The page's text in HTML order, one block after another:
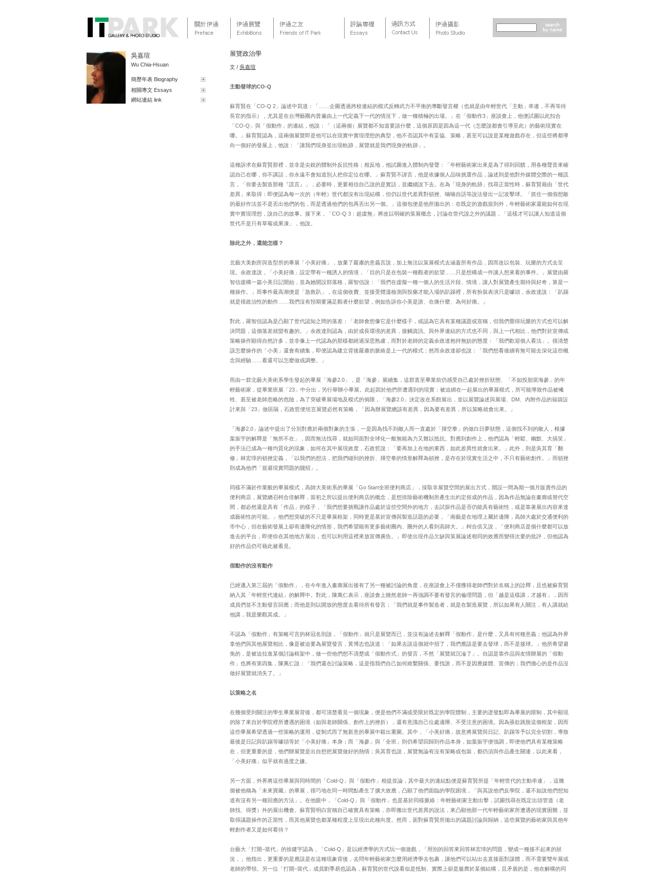
吳嘉瑄
Wu Chia-Hsuan
簡歷年表 Biography
相關專文 Essays
網站連結 link
展覽政治學
文 / 吳嘉瑄
主動發球的CO-Q
蘇育賢在「CO-Q 2」論述中寫道：「……企圖透過跨校連結的模式反轉武力不平衡的專斷發言權（也就是由年輕世代「主動」串連，不再等待
長官的指示），尤其是在台灣藝圈內普遍由上一代定義下一代的情況下，做一種積極的出場。」在「假動作3」座談會上，他便試圖以此扣合
「CO-Q」與「假動作」的連結，他說：「（這兩個）展覽都不知道要談什麼，這個原因是因為這一代（怎麼說都會引導至此）的藝術現實在
哪。」蘇育賢認為，這兩個展覽即是他可以在現實中實現理想的典型，他不否認其中有妥協、策略，甚至可以說是某種遊戲存在，但這些將都導
向一個好的發展上，他說：「讓我們現身並出現軌跡，展覽就是我們現身的軌跡」。
這種訴求在蘇育賢那裡，並非是尖銳的體制外反抗性格；相反地，他試圖進入體制內發聲：「年輕藝術家出來是為了得到回饋，用各種聲音來確
認自己在哪，你不講話，你永遠不會知道別人把你定位在哪。」蘇育賢不諱言，他是依據個人品味挑選作品，論述則是他對外媒體交際的一種謊
言，「你要去製造那種『謊言』」，必要時，更要相信自己說的是實話，並繼續說下去。在為「現身的軌跡」找尋正當性時，蘇育賢藉由「世代
差異」來取得：即便認為每一次的（年輕）世代都沒有出現結構，但仍以世代差異對頓挫、喃喃自語等說法發出一記攻擊球。「抓住一個假想敵
的最好作法並不是丟出他們的包，而是透過他們的包再丟出另一個。」這個包便是他所拋出的：在既定的遊戲規則外，年輕藝術家還能如何在現
實中實現理想，說自己的故事。接下來，「CO-Q 3：超虛無」將改以明確的策展概念，討論在世代說之外的議題，「這樣才可以讓人知道這個
世代不是只有草莓或果凍」，他說。
除此之外，還能怎樣？
北藝大美創所與造型所的畢展「小美好痛」，放棄了嚴肅的意義言說，加上無法以策展模式去涵蓋所有作品，因而改以包裝、玩樂的方式去呈
現。余政達說，「小美好痛」設定帶有一種誘人的情境，「目的只是在包裝一種觀者的欲望……只是想構成一件讓人想來看的事件。」展覽由羅
智信虛構一篇小美日記開始，並為她開設部落格，羅智信說：「我們在虛擬一種一個人的生活片段、情境，讓人對展覽產生期待與好奇，算是一
種操作。」而事件最高潮便是「急救趴」，在這個收費、並接受體溫檢測與投藥才能入場的趴踢裡，所有扮裝表演只是噱頭，余政達說：「趴踢
就是很政治性的動作……我們沒有預期要滿足觀者什麼欲望，例如告訴你小美是誰、在痛什麼、為何好痛。」
對此，羅智信認為是凸顯了世代認知之間的落差：「老師會想像它是什麼樣子，或認為它具有某種議題或宣稱，但我們覺得玩樂的方式也可以解
決問題，這個落差就蠻有趣的。」余政達則認為，由於成長環境的差異，接觸資訊、與外界連結的方式也不同，與上一代相比，他們對於宣傳或
策略操作顯得自然許多，並非像上一代認為的那樣都經過深思熟慮，而對於老師的定義余政達抱持無妨的態度：「我們歡迎個人看法」。很清楚
該怎麼操作的「小美」還會有續集，即便認為建立背後嚴肅的脈絡是上一代的模式；然而余政達卻也說：「我們想看後續有無可能去深化這些概
念與經驗……看還可以怎麼做或調整。」
而由一群北藝大美術系學生發起的畢展「海參2.0」，是「海參」展續集，這群直至畢業前仍感受自己處於挫折狀態、「不如投胎當海參」的年
輕藝術家，從畢業班展「23」中分出，另行舉辦小畢展。此起因於他們所遭遇到的現實：被迫綁在一起展出的畢展模式，所可能導致作品被犧
牲、甚至被老師忽略的危險，為了突破畢展場地及模式的侷限，「海參2.0」決定改在系館展出，並以展覽論述與展場、DM、內附作品的福袋設
計來與「23」做區隔，石政哲便坦言展覽必然有策略，「因為辦展覽總該有差異，因為要有差異，所以策略就會出來。」
「海參2.0」論述中提出了分別對應於兩個對象的主張，一是因為找不到敵人而一直處於「揮空拳」的做白日夢狀態，這個找不到的敵人，根據
葉振宇的解釋是「無所不在」，因而無法找尋，就如同面對全球化一般無能為力又難以抵抗。對應到創作上，他們認為「輕鬆、幽默、大搞笑」
的手法已成為一種均質化的現象，如何在其中展現效度，石政哲說：「要再加上在地的東西，如此差異性就會出來。」此外，則是吳其育「翻
修」林宏璋的頓挫定義，「以我們的想法，把我們碰到的挫折、揮空拳的情形解釋為頓挫，是存在於現實生活之中，不只有藝術創作。」而頓挫
則成為他們「規避現實問題的賤招」。
同樣不滿於作業般的畢展模式，高師大美術系的畢展「Go Start全班便利商店」，採取非展覽空間的展出方式，開設一間為期一個月販賣作品的
便利商店，展覽總召柯合倍解釋，當初之所以提出便利商店的概念，是想排除藝術機制所產生出約定俗成的作品，因為作品無論在畫廊或替代空
間，都必然還是具有「作品」的樣子，「我們想要挑戰讓作品處於這些空間外的地方，去試探作品是否仍能具有藝術性，或是靠著展出內容來達
成藝術性的可能。」他們想突破的不只是畢展框架，同時更是基於宣傳與製造話題的必要，「南藝是在地理上屬於邊陲，高師大處於交通便利的
市中心，但在藝術發展上卻有邊陲化的情形，我們希望能有更多藝術圈內、圈外的人看到高師大。」柯合倍又說，「便利商店是個什麼都可以放
進去的平台，即便你在其他地方展出，也可以利用這裡來放宣傳廣告。」即使出現作品欠缺與策展論述相同的效應而變得次要的批評，但他認為
好的作品仍可藉此被看見。
假動作的沒有動作
已經邁入第三屆的「假動作」，在今年進入畫廊展出後有了另一種被討論的角度，在座談會上不僅獲得老師們對於名稱上的詮釋，且也被蘇育賢
納入其「年輕世代連結」的解釋中。對此，陳萬仁表示，座談會上雖然老師一再強調不要有發言的倫理問題，但「越是這樣講，才越有」，因而
成員們並不主動發言回應；而他是則以開放的態度去看待所有發言：「我們就是事件製造者，就是在製造展覽，所以如果有人關注，有人講就給
他講，我是樂觀其成。」
不認為「假動作」有策略可言的林冠名則說，「假動作」就只是展覽而已，並沒有論述去解釋「假動作」是什麼，又具有何種意義；他認為外界
拿他們與其他展覽相比，像是被迫要為展覽發言，黃博志也說道：「如果去談這個就中招了，我們應該是要去發球，而不是接球。」他所希望避
免的，是被迫拉進某個討論框架中，做一些他們想不清楚或「假動作式」的發言，不然「展覽就沉淪了」。自認是靠作品與友情辦展的「假動
作」也將有第四集，陳萬仁說：「我們還在討論策略，這是指我們自己如何維繫關係、要找誰，而不是因應媒體、宣傳的；我們擔心的是作品沒
做好展覽就消失了。」
以策略之名
在幾個受到關注的學生畢業展背後，都可清楚看見一個現象，便是他們不滿或受限於既定的學院體制，主要的迸發點即為畢展的限制，其中顯現
的除了來自於學院裡所遭遇的困境（如與老師關係、創作上的挫折），還有意識自己位處邊陲、不受注意的困境。因為亟欲跳脫這個框架，因而
這些畢展希望透過一些策略的運用，從制式而了無新意的畢展中殺出重圍。其中，「小美好痛」故意將展覽與日記、趴踢等予以完全切割，導致
最後是日記與趴踢等噱頭等於「小美好痛」本身；而「海參」與「全班」則仍希望回歸到作品本身，如葉振宇便強調，即便他們具有某種策略
在，但更重要的是，他們辦展覽是出自想把展覽做好的熱情；吳其育也說，展覽無論有沒有策略或包裝，都仍須與作品產生關連，以此來看，
「小美好痛」似乎就有過度之嫌。
另一方面，外界將這些畢展與同時間的「Cold-Q」與「假動作」相提並論，其中最大的連結點便是蘇育賢所提「年輕世代的主動串連」，這幾
個被他稱為「未來寶藏」的畢展，很巧地在同一時間點產生了擴大效應，凸顯了他們面臨的學院困境，「與其說他們反學院，還不如說他們想知
道有沒有另一種回應的方法」。在他眼中，「Cold-Q」與「假動作」也是基於同樣脈絡：年輕藝術家主動出擊，試圖找尋在既定出頭管道（老
師找、得獎）外的展出機會。蘇育賢明白宣稱自己確實具有策略，亦即搬出世代差異的說法，來凸顯他那一代年輕藝術家所遭遇的現實困難，並
取得議題操作的正當性，而其他展覽也都某種程度上呈現出此種向度。然而，面對蘇育賢所拋出的議題討論與歸納，這些展覽的藝術家與其他年
輕創作者又是如何看待？
台藝大「打開–當代」的徐建宇認為，「Cold-Q」是以經濟學的方式玩一個遊戲，「用別的回答來回答林宏璋的問題，變成一種接不起來的狀
況，」他指出，更重要的是應該是在這種現象背後，去問年輕藝術家怎麼用經濟學去包裹，讓他們可以站出去直接面對謀體，而不需要雙年展或
老師的帶領。另一位「打開–當代」成員劉季易也認為，蘇育賢的世代說看似是抵制、實際上卻是服膺於某個結構，且矛盾的是，他在解構的同